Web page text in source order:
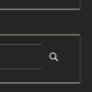
Suchen